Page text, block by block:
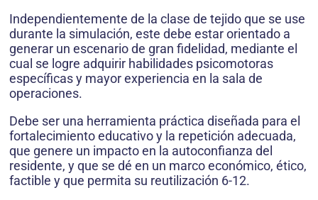
Independientemente de la clase de tejido que se use
durante la simulación, este debe es­tar orientado a
generar un escenario de gran fidelidad, mediante el
cual se logre adquirir habilidades psicomotoras
específicas y mayor experiencia en la sala de
operaciones.
Debe ser una herramienta práctica diseñada para el
for­talecimiento educativo y la repetición adecuada,
que genere un impacto en la autoconfianza del
residente, y que se dé en un marco económico, ético,
factible y que permita su reutilización 6-12.